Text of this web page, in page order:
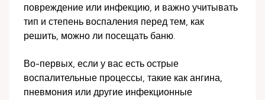
повреждение или инфекцию, и важно учитывать
тип и степень воспаления перед тем, как
решить, можно ли посещать баню.
Во-первых, если у вас есть острые
воспалительные процессы, такие как ангина,
пневмония или другие инфекционные